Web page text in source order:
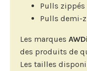
Pulls zippés
Pulls demi-
Les marques
des produits de
Les tailles